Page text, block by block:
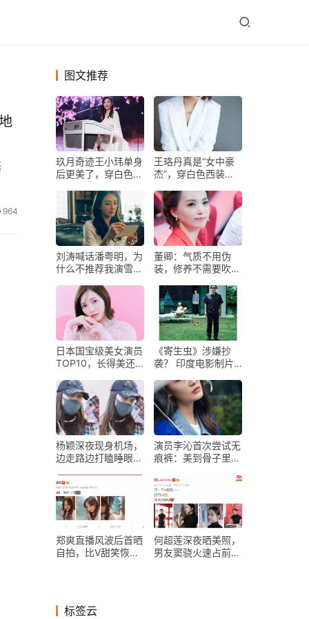
964
图文推荐
玖月奇迹王小玮单身
后更美了，穿白色拖
出众
王珞丹真是“女中豪
杰”，穿白色西装配
都霸气
刘涛喊话潘粤明，为
什么不推荐我演雪莉
董卿：气质不用伪
装，修养不需要吹
现自我价值
日本国宝级美女演员
TOP10，长得美还
《寄生虫》涉嫌抄
袭？ 印度电影制片
杨颖深夜现身机场，
边走路边打瞌睡眼睛
陪儿子？
演员李沁首次尝试无
痕裤：美到骨子里是
郑爽直播风波后首晒
自拍，比V甜笑恢复
何超莲深夜晒美照，
男友窦骁火速占前
标签云